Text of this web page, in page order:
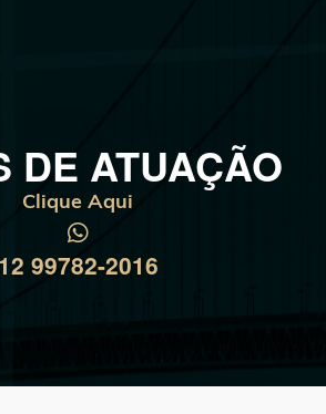
DE ATUAÇÃO
Clique Aqui
12 99782-2016